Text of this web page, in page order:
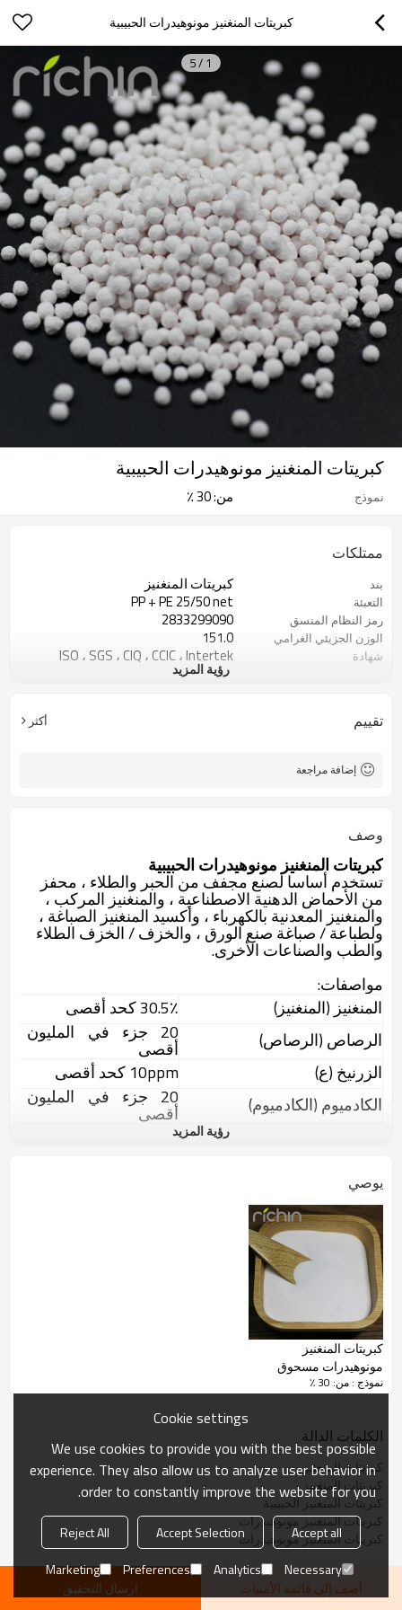
كبريتات المنغنيز مونوهيدرات الحبيبية
1
/
5
كبريتات المنغنيز مونوهيدرات الحبيبية
نموذج من: 30 ٪
ممتلكات
بند كبريتات المنغنيز
التعبئة PP + PE 25/50 net
رمز النظام المنسق 2833299090
الوزن الجزيئي الغرامي 151.0
شهادة ISO ، SGS ، CIQ ، CCIC ، Intertek
الزراعة والصناعية
رؤية المزيد
تقييم أكثر
إضافة مراجعة
وصف
كبريتات المنغنيز مونوهيدرات الحبيبية
تستخدم أساسا لصنع مجفف من الحبر والطلاء ، محفز
من الأحماض الدهنية الاصطناعية ، والمنغنيز المركب ،
والمنغنيز المعدنية بالكهرباء ، وأكسيد المنغنيز الصباغة ،
ولطباعة / صباغة صنع الورق ، والخزف / الخزف الطلاء
والطب والصناعات الأخرى.
مواصفات:
المنغنيز (المنغنيز)
30.5٪ كحد أقصى
الرصاص (الرصاص)
20 جزء في المليون
أقصى
الزرنيخ (ع)
10ppm كحد أقصى
الكادميوم (الكادميوم)
20 جزء في المليون
أقصى
2-4mmرؤية المزيد
يوصي
كبريتات المنغنيز
مونوهيدرات مسحوق
نموذج : من: 30 ٪
الكلمات الدالة
كبريتات المنغنيز
كبريتات المنغنيز
كبريتات المنغنيز الحبيبية
كبريتات المنغنيز مونوهيدرات
كبريتات المنغنيز مونوهيدرات
أضف إلى قائمة الأمنيات ارسال التحقيق
Cookie settings
We use cookies to provide you with the best possible
experience. They also allow us to analyze user behavior in
order to constantly improve the website for you.
Accept all
Accept Selection
Reject All
Necessary
Analytics
Preferences
Marketing